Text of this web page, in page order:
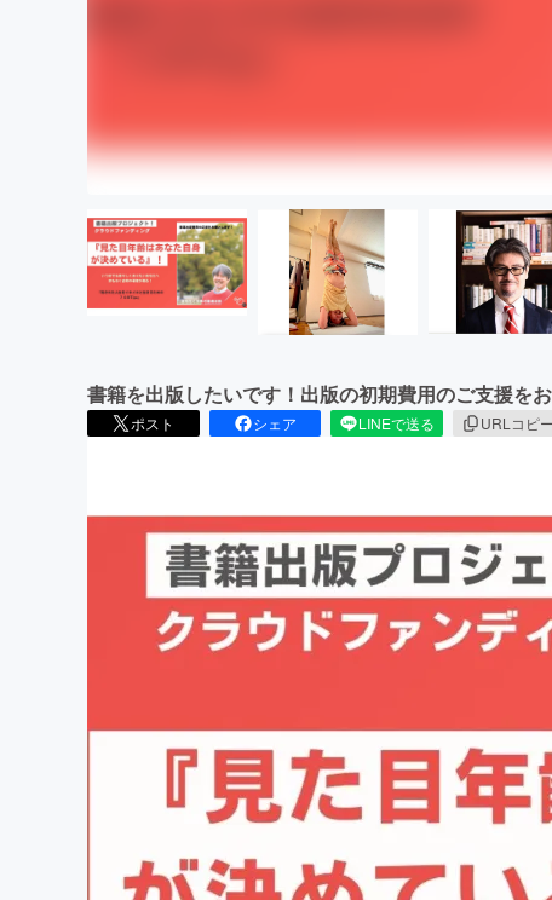
書籍を出版したいです！出版の初期費用のご支援を
ポスト シェア LINEで送る URLコピー